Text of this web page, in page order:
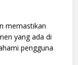
memastikan
yang ada di
pengguna